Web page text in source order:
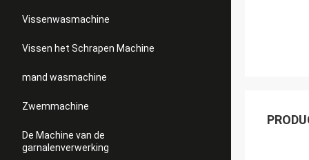
Vissenwasmachine
Vissen het Schrapen Machine
mand wasmachine
Zwemmachine
De Machine van de
garnalenverwerking